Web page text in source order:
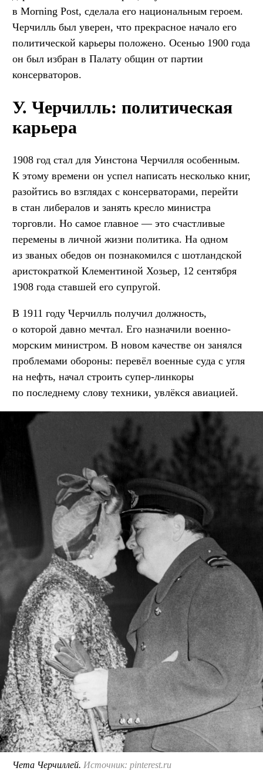
в Morning Post, сделала его национальным героем.
Черчилль был уверен, что прекрасное начало его
политической карьеры положено. Осенью 1900 года
он был избран в Палату общин от партии
консерваторов.
У. Черчилль: политическая
карьера
1908 год стал для Уинстона Черчилля особенным.
К этому времени он успел написать несколько книг,
разойтись во взглядах с консерваторами, перейти
в стан либералов и занять кресло министра
торговли. Но самое главное — это счастливые
перемены в личной жизни политика. На одном
из званых обедов он познакомился с шотландской
аристократкой Клементиной Хозьер, 12 сентября
1908 года ставшей его супругой.
В 1911 году Черчилль получил должность,
о которой давно мечтал. Его назначили военно-
морским министром. В новом качестве он занялся
проблемами обороны: перевёл военные суда с угля
на нефть, начал строить супер-линкоры
по последнему слову техники, увлёкся авиацией.
Чета Черчиллей. Источник: pinterest.ru